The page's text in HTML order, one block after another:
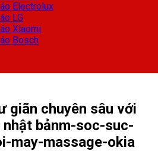
Electrolux
LG
Xiaomi
Bosch
giãn chuyên sâu với
nhật bảnm-soc-suc-
may-massage-okia